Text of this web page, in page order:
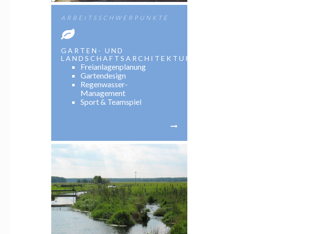
ARBEITSSCHWERPUNKTE
GARTEN- UND
LANDSCHAFTSARCHITEKTUR
Freianlagenplanung
Gartendesign
Regenwasser-
Management
Sport & Teamspiel